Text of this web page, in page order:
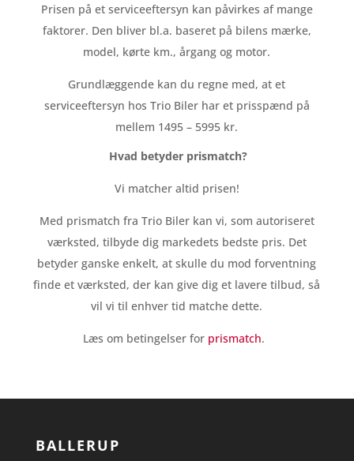
Prisen på et serviceeftersyn kan påvirkes af mange
faktorer. Den bliver bl.a. baseret på bilens mærke,
model, kørte km., årgang og motor.
Grundlæggende kan du regne med, at et
serviceeftersyn hos Trio Biler har et prisspænd på
mellem 1495 – 5995 kr.
Hvad betyder prismatch?
Vi matcher altid prisen!
Med prismatch fra Trio Biler kan vi, som autoriseret
værksted, tilbyde dig markedets bedste pris. Det
betyder ganske enkelt, at skulle du mod forventning
finde et værksted, der kan give dig et lavere tilbud, så
vil vi til enhver tid matche dette.
Læs om betingelser for prismatch.
BALLERUP